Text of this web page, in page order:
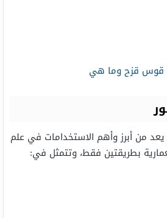
قوس قزح وما هي
من أبرز وأهم الاستخدامات في علم
بطريقتين فقط، وتتمثل في: